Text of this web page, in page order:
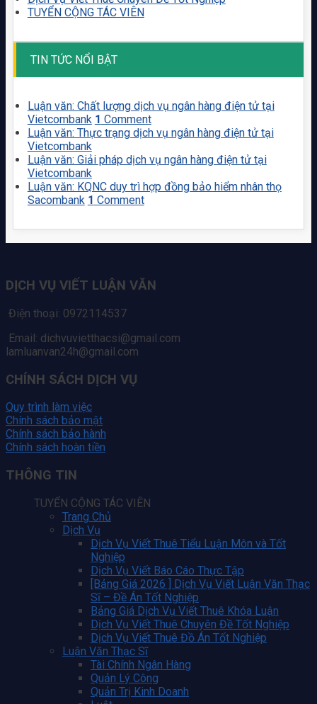
TUYỂN CỘNG TÁC VIÊN
TIN TỨC NỔI BẬT
Luận văn: Chất lượng dịch vụ ngân hàng điện tử tại
Vietcombank 1 Comment
Luận văn: Thực trạng dịch vụ ngân hàng điện tử tại
Vietcombank
Luận văn: Giải pháp dịch vụ ngân hàng điện tử tại
Vietcombank
Luận văn: KQNC duy trì hợp đồng bảo hiểm nhân thọ
Sacombank 1 Comment
DỊCH VỤ VIẾT LUẬN VĂN
Điện thoại: 0972114537
Email: dichvuvietthacsi@gmail.com
lamluanvan24h@gmail.com
CHÍNH SÁCH DỊCH VỤ
Quy trình làm việc
Chính sách bảo mật
Chính sách bảo hành
Chính sách hoàn tiền
THÔNG TIN
TUYỂN CỘNG TÁC VIÊN
Trang Chủ
Dịch Vụ
Dịch Vụ Viết Thuê Tiểu Luận Môn và Tốt
Nghiệp
Dịch Vụ Viết Báo Cáo Thực Tập
[Bảng Giá 2026 ] Dịch Vụ Viết Luận Văn Thạc
Sĩ – Đề Án Tốt Nghiệp
Bảng Giá Dịch Vụ Viết Thuê Khóa Luận
Dịch Vụ Viết Thuê Chuyên Đề Tốt Nghiệp
Dịch Vụ Viết Thuê Đồ Án Tốt Nghiệp
Luận Văn Thạc Sĩ
Tài Chính Ngân Hàng
Quản Lý Công
Quản Trị Kinh Doanh